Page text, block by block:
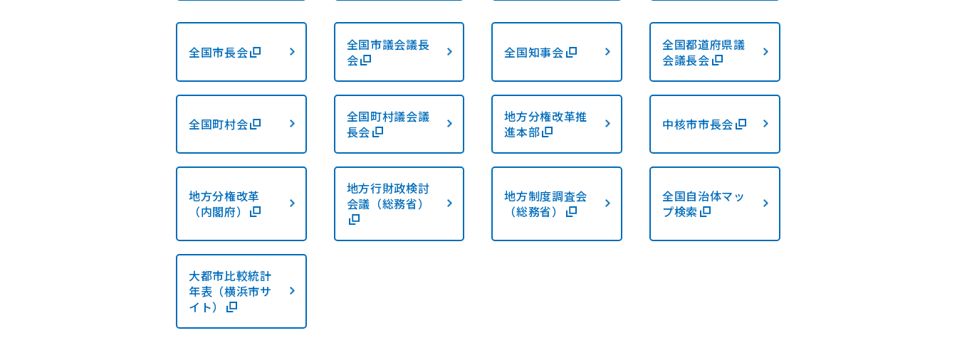
全国市長会
全国市議会議長
会
全国知事会
全国都道府県議
会議長会
全国町村会
全国町村議会議
長会
地方分権改革推
進本部
中核市市長会
地方分権改革
（内閣府）
地方行財政検討
会議（総務省）
地方制度調査会
（総務省）
全国自治体マッ
プ検索
大都市比較統計
年表（横浜市サ
イト）